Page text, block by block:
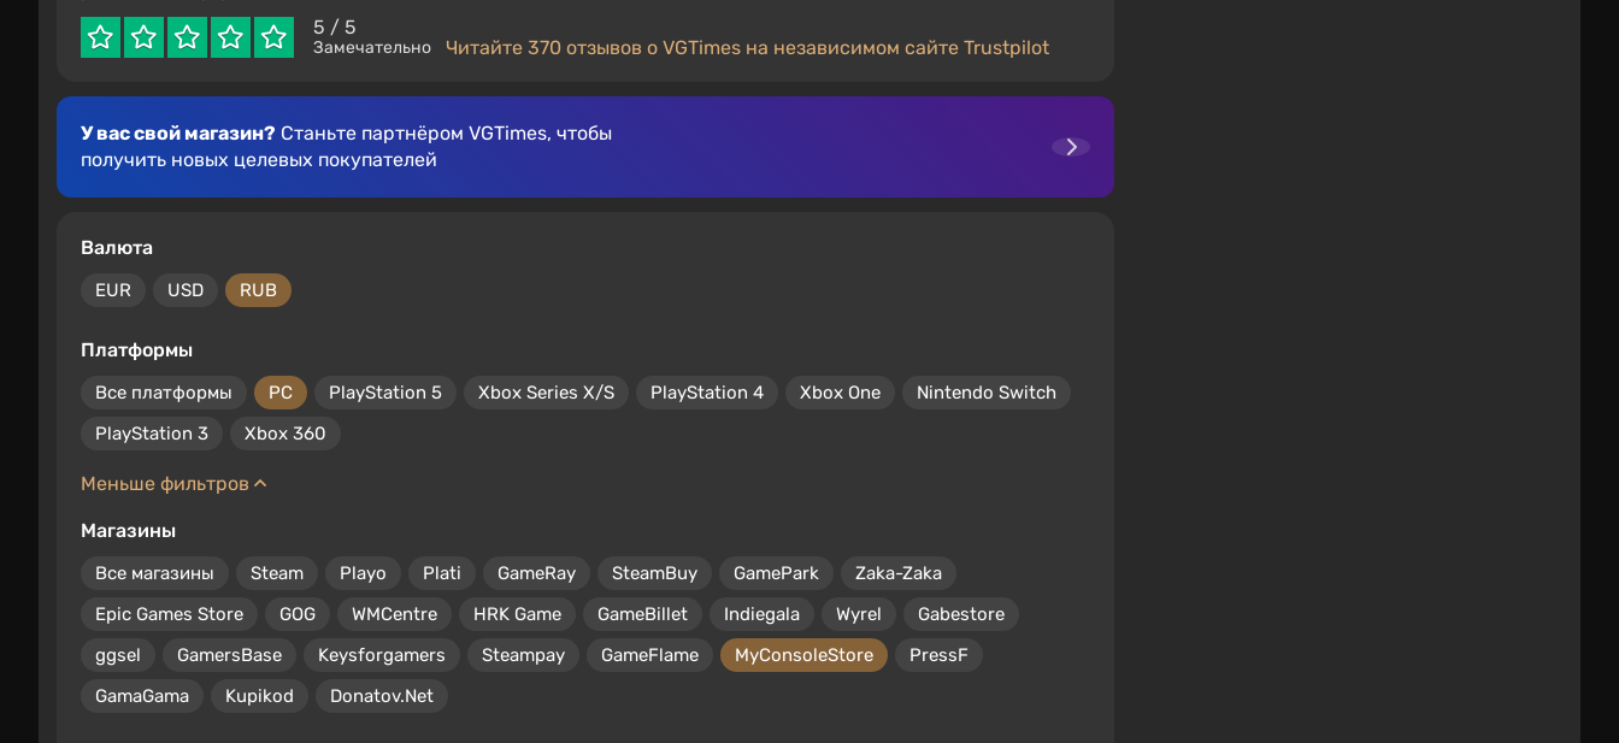
5 / 5
Замечательно Читайте 370 отзывов о VGTimes на независимом сайте Trustpilot
У вас свой магазин? Станьте партнёром VGTimes, чтобы
получить новых целевых покупателей
Валюта
EUR USD RUB
Платформы
Все платформы PC PlayStation 5 Xbox Series X/S PlayStation 4 Xbox One
Nintendo Switch
PlayStation 3
Xbox 360
Меньше фильтров
Магазины
Все магазины Steam Playo Plati GameRay SteamBuy GamePark
Zaka-Zaka
Epic Games Store
GOG WMCentre HRK Game GameBillet Indiegala Wyrel
Gabestore
ggsel
GamersBase Keysforgamers Steampay GameFlame MyConsoleStore
PressF
GamaGama
Kupikod Donatov.Net